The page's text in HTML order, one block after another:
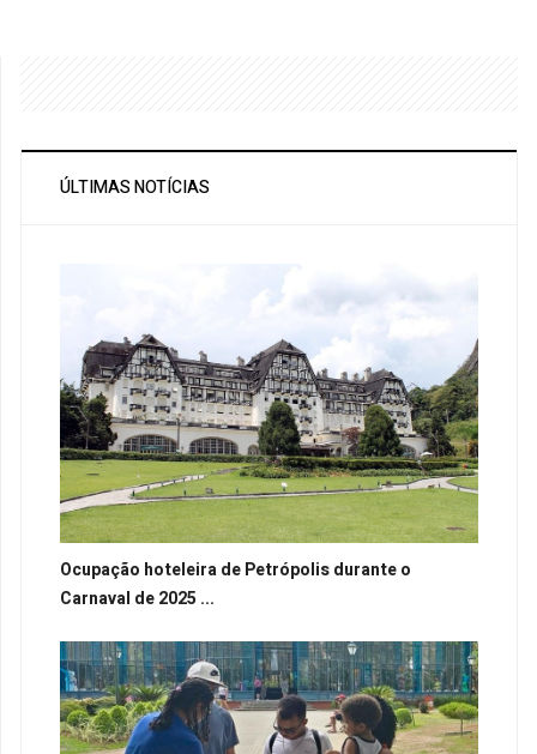
ÚLTIMAS NOTÍCIAS
Ocupação hoteleira de Petrópolis durante o
Carnaval de 2025 ...